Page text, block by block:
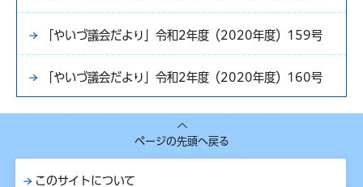
「やいづ議会だより」令和2年度（2020年度）159号
「やいづ議会だより」令和2年度（2020年度）160号
ページの先頭へ戻る
このサイトについて